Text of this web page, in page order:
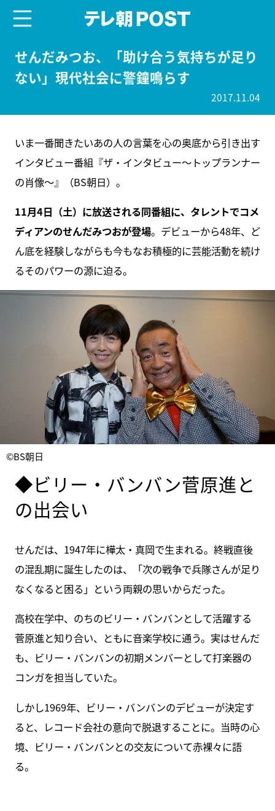
せんだみつお、「助け合う気持ちが足り
ない」現代社会に警鐘鳴らす
2017.11.04
いま一番聞きたいあの人の言葉を心の奥底から引き出す
インタビュー番組『ザ・インタビュー～トップランナー
の肖像～』（BS朝日）。
11月4日（土）に放送される同番組に、タレントでコメ
ディアンのせんだみつおが登場。デビューから48年、ど
ん底を経験しながらも今もなお積極的に芸能活動を続け
るそのパワーの源に迫る。
©BS朝日
◆ビリー・バンバン菅原進と
の出会い
せんだは、1947年に樺太・真岡で生まれる。終戦直後
の混乱期に誕生したのは、「次の戦争で兵隊さんが足り
なくなると困る」という両親の思いからだった。
高校在学中、のちのビリー・バンバンとして活躍する
菅原進と知り合い、ともに音楽学校に通う。実はせんだ
も、ビリー・バンバンの初期メンバーとして打楽器の
コンガを担当していた。
しかし1969年、ビリー・バンバンのデビューが決定す
ると、レコード会社の意向で脱退することに。当時の心
境、ビリー・バンバンとの交友について赤裸々に語
る。